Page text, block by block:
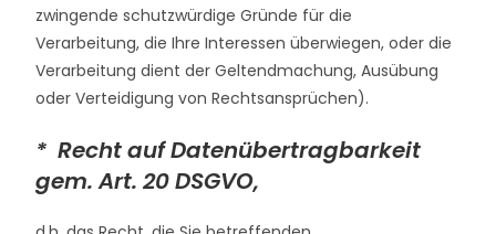
zwingende schutzwürdige Gründe für die
Verarbeitung, die Ihre Interessen überwiegen, oder die
Verarbeitung dient der Geltendmachung, Ausübung
oder Verteidigung von Rechtsansprüchen).
* Recht auf Datenübertragbarkeit
gem. Art. 20 DSGVO,